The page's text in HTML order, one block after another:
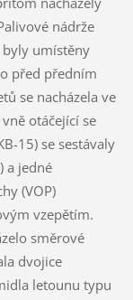
nádrže
umístěny
před předním
se nacházela ve
otáčející se
15) se sestávaly
a jedné
(VOP)
vzepětím.
směrové
dvojice
letounu typu